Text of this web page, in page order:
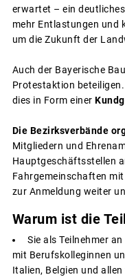
erwartet – ein
mehr Entlastungen und
um die Zukunft der
Auch der Bayerische
Protestaktion
dies in Form einer
Die Bezirksverbände
Mitgliedern und
Hauptgeschäftsstellen
Fahrgemeinschaften
zur Anmeldung weiter
Warum ist die
Sie als Teilnehmer
mit Berufskolleginnen
Italien, Belgien und